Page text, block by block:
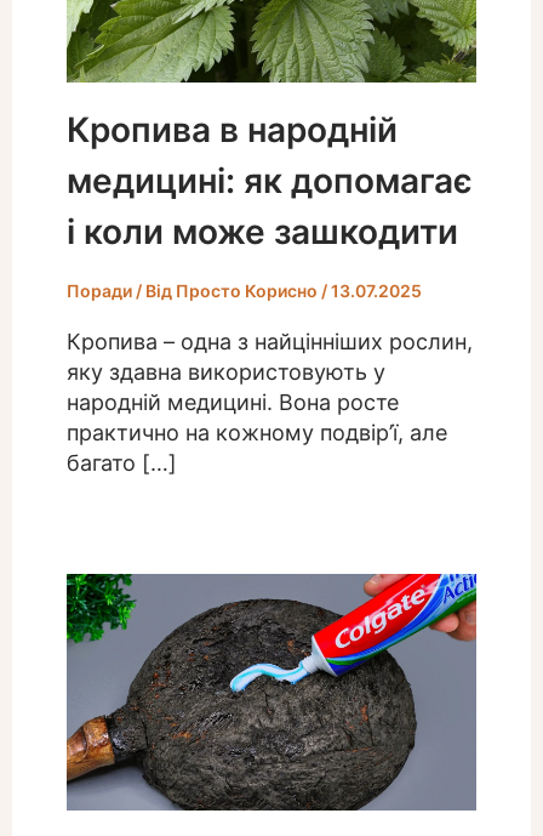
Кропива в народній
медицині: як допомагає
і коли може зашкодити
Поради/ Від Просто Корисно /13.07.2025
Кропива – одна з найцінніших рослин,
яку здавна використовують у
народній медицині. Вона росте
практично на кожному подвір’ї, але
багато […]